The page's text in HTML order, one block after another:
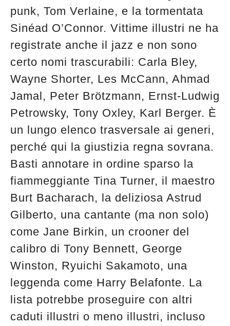
punk, Tom Verlaine, e la tormentata
Sinéad O’Connor. Vittime illustri ne ha
registrate anche il jazz e non sono
certo nomi trascurabili: Carla Bley,
Wayne Shorter, Les McCann, Ahmad
Jamal, Peter Brötzmann, Ernst-Ludwig
Petrowsky, Tony Oxley, Karl Berger. È
un lungo elenco trasversale ai generi,
perché qui la giustizia regna sovrana.
Basti annotare in ordine sparso la
fiammeggiante Tina Turner, il maestro
Burt Bacharach, la deliziosa Astrud
Gilberto, una cantante (ma non solo)
come Jane Birkin, un crooner del
calibro di Tony Bennett, George
Winston, Ryuichi Sakamoto, una
leggenda come Harry Belafonte. La
lista potrebbe proseguire con altri
caduti illustri o meno illustri, incluso